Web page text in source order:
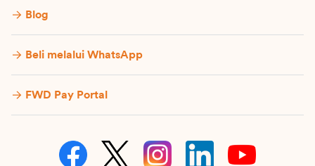
Blog
Beli melalui WhatsApp
FWD Pay Portal